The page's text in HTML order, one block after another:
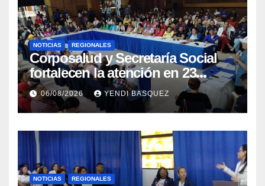
NOTICIAS REGIONALES
Corposalud y Secretaría Social
fortalecen la atención en 23
municipios
06/08/2026 YENDI BASQUEZ
NOTICIAS REGIONALES